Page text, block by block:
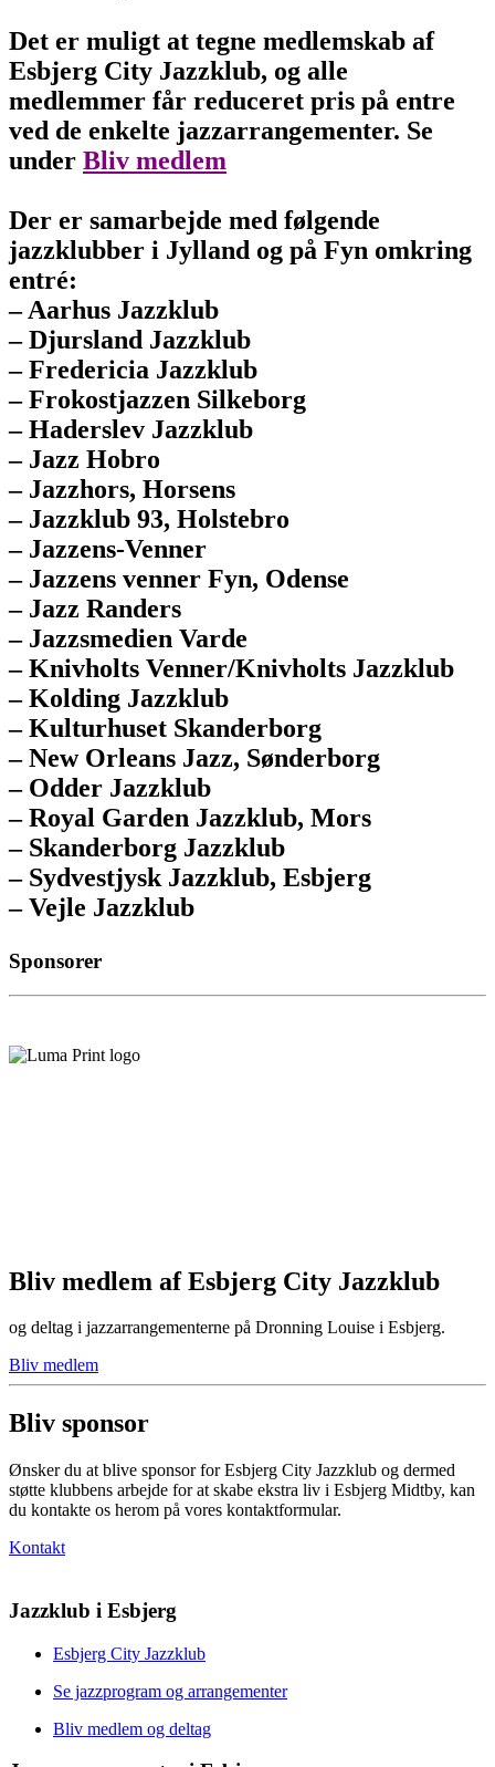
Det er muligt at tegne medlemskab af
Esbjerg City Jazzklub, og alle
medlemmer får reduceret pris på entre
ved de enkelte jazzarrangementer. Se
under Bliv medlem
Der er samarbejde med følgende
jazzklubber i Jylland og på Fyn omkring
entré:
– Aarhus Jazzklub
– Djursland Jazzklub
– Fredericia Jazzklub
– Frokostjazzen Silkeborg
– Haderslev Jazzklub
– Jazz Hobro
– Jazzhors, Horsens
– Jazzklub 93, Holstebro
– Jazzens-Venner
– Jazzens venner Fyn, Odense
– Jazz Randers
– Jazzsmedien Varde
– Knivholts Venner/Knivholts Jazzklub
– Kolding Jazzklub
– Kulturhuset Skanderborg
– New Orleans Jazz, Sønderborg
– Odder Jazzklub
– Royal Garden Jazzklub, Mors
– Skanderborg Jazzklub
– Sydvestjysk Jazzklub, Esbjerg
– Vejle Jazzklub
Sponsorer
Bliv medlem af Esbjerg City Jazzklub
og deltag i jazzarrangementerne på Dronning Louise i Esbjerg.
Bliv medlem
Bliv sponsor
Ønsker du at blive sponsor for Esbjerg City Jazzklub og dermed
støtte klubbens arbejde for at skabe ekstra liv i Esbjerg Midtby, kan
du kontakte os herom på vores kontaktformular.
Kontakt
Jazzklub i Esbjerg
Esbjerg City Jazzklub
Se jazzprogram og arrangementer
Bliv medlem og deltag